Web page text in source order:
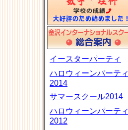
イースターパーティ
ハロウィーンパーティ
2014
サマースクール2014
ハロウィーンパーティ
2012